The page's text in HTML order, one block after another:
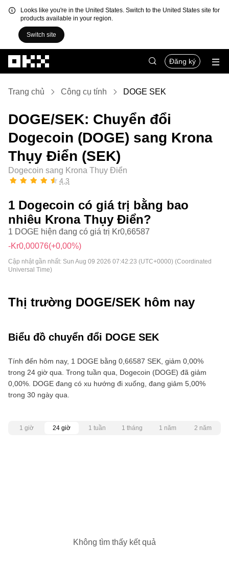
Looks like you're in the United States. Switch to the United States site for
products available in your region.
Switch site
Đăng ký
Trang chủ Công cụ tính DOGE SEK
DOGE/SEK: Chuyển đổi
Dogecoin (DOGE) sang Krona
Thụy Điển (SEK)
Dogecoin sang Krona Thụy Điển
4,3
1 Dogecoin có giá trị bằng bao
nhiêu Krona Thụy Điển?
1 DOGE hiện đang có giá trị Kr0,66587
-Kr0,00076(+0,00%)
Cập nhật gần nhất: Sun Aug 09 2026 07:42:23 (UTC+0000) (Coordinated
Universal Time)
Thị trường DOGE/SEK hôm nay
Biểu đồ chuyển đổi DOGE SEK
Tính đến hôm nay, 1 DOGE bằng 0,66587 SEK, giảm 0,00%
trong 24 giờ qua. Trong tuần qua, Dogecoin (DOGE) đã giảm
0,00%. DOGE đang có xu hướng đi xuống, đang giảm 5,00%
trong 30 ngày qua.
1 giờ 24 giờ 1 tuần 1 tháng 1 năm 2 năm
Không tìm thấy kết quả